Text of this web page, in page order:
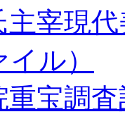
主宰現
ル）
重宝調